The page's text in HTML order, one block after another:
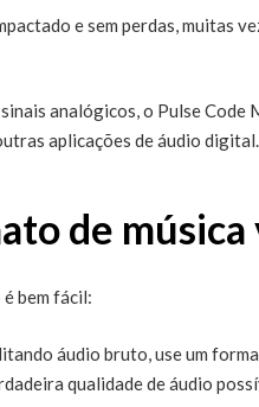
e sem perdas, muitas
analógicos, o Pulse
aplicações de áudio digital.
de música
bem fácil:
áudio bruto, use um
qualidade de áudio